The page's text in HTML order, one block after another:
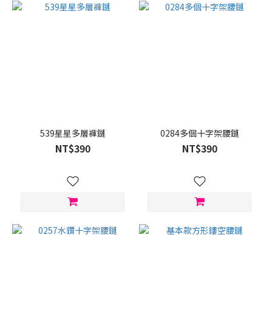
539星星多層褲鏈
NT$390
0284多個十字架腰鏈
NT$390